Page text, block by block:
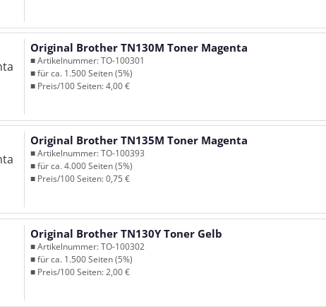
Original Brother TN130M Toner Magenta
■ Artikelnummer: TO-100301
■ für ca. 1.500 Seiten (5%)
■ Preis/100 Seiten: 4,00 €
Original Brother TN135M Toner Magenta
■ Artikelnummer: TO-100393
■ für ca. 4.000 Seiten (5%)
■ Preis/100 Seiten: 0,75 €
Original Brother TN130Y Toner Gelb
■ Artikelnummer: TO-100302
■ für ca. 1.500 Seiten (5%)
■ Preis/100 Seiten: 2,00 €